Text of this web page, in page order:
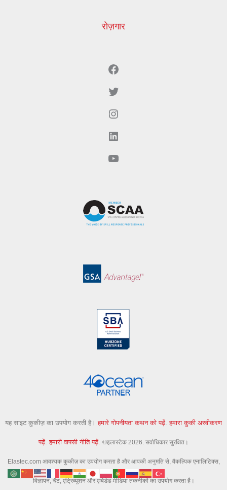
रोज़गार
Facebook
ट्विटर
Instagram
LinkedIn
YouTube
यह साइट कुकीज़ का उपयोग करती है।हमारे गोपनीयता कथन को पढ़ें.हमारा कुकी अस्वीकरण
पढ़ें.हमारी वापसी नीति पढ़ें. ©इलास्टेक 2026. सर्वाधिकार सुरक्षित।
Elastec.com आवश्यक कुकीज़ का उपयोग करता है और आपकी अनुमति से, वैकल्पिक एनालिटिक्स,
विज्ञापन, चैट, एट्रिब्यूशन और एम्बेडेड-मीडिया तकनीकों का उपयोग करता है।